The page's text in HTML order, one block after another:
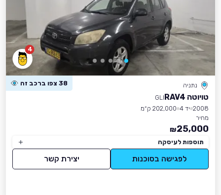
4
נתניה 38 צפו ברכב זה
טויוטה RAV4
GLI
2008 יד 4
202,000 ק״מ
מחיר
25,000
₪
תוספות לעיסקה
לפגישה בסוכנות יצירת קשר